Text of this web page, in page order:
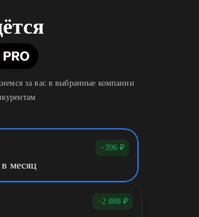
за вас в выбранные компании
−396 ₽
в месяц
−2 088 ₽